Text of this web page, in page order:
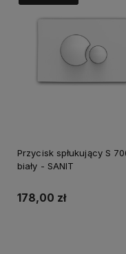
Przycisk spłukujący S
biały - SANIT
178,00 zł